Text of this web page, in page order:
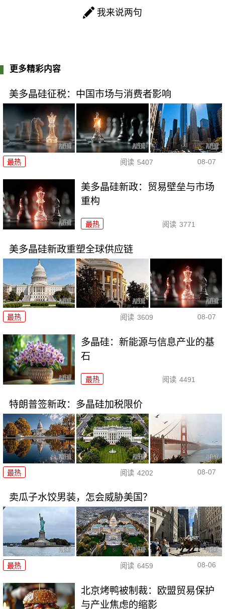
我来说两句
更多精彩内容
美多晶硅征税：中国市场与消费者影响
最热 阅读 5407 08-07
美多晶硅新政：贸易壁垒与市场
重构
最热 阅读 3771
美多晶硅新政重塑全球供应链
最热 阅读 3609 08-07
多晶硅：新能源与信息产业的基
石
最热 阅读 4491
特朗普签新政：多晶硅加税限价
最热 阅读 4202 08-07
卖瓜子水饺男装，怎会威胁美国？
最热 阅读 6459 08-06
北京烤鸭被制裁：欧盟贸易保护
与产业焦虑的缩影